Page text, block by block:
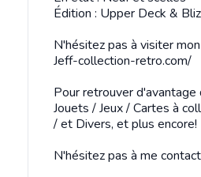
Édition : Upper Deck &
N'hésitez pas à visiter
Jeff-collection-retro.com/
Pour retrouver
Jouets / Jeux / Cartes à
/ et Divers, et plus encore!
N'hésitez pas à me